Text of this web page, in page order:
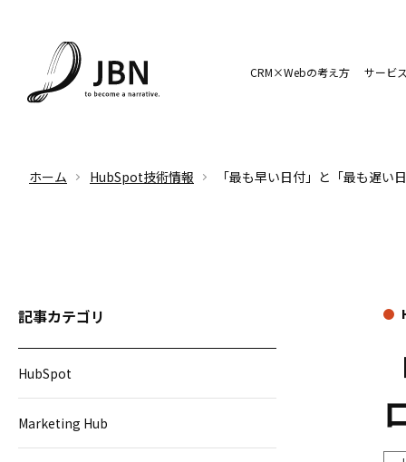
CRM×Webの考え方 サービ
ホーム HubSpot技術情報 「最も早い日付」と「最も遅い
記事カテゴリ
HubSpot
Marketing Hub